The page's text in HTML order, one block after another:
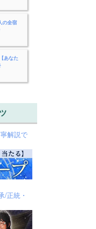
の全宿
あなた
解説で
正統・